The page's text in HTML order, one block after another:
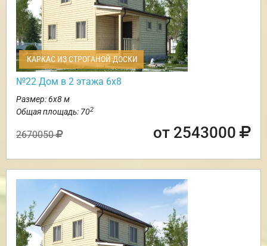
КАРКАС ИЗ СТРОГАНОЙ ДОСКИ
№22 Дом в 2 этажа 6х8
Размер: 6х8 м
Общая площадь: 702
2670050 от 2543000